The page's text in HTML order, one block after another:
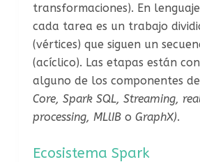
transformaciones). En
cada tarea es un trabajo
(vértices) que siguen un
(acíclico). Las etapas están
alguno de los componentes
Core, Spark SQL, Streaming,
processing, MLlIB o GraphX).
Ecosistema Spark